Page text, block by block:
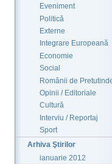
Eveniment
Politică
Externe
Integrare Europeană
Economie
Social
Românii de
Opinii / Editoriale
Cultură
Interviu / Reportaj
Sport
Arhiva Ştirilor
ianuarie 2012